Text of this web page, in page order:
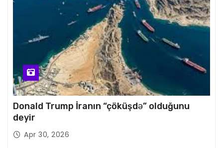
Donald Trump İranın “çöküşdə” olduğunu
deyir
Apr 30, 2026